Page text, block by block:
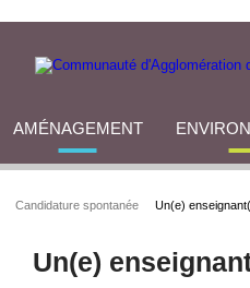
AMÉNAGEMENT
Candidature spontanée Un(e)
Un(e)